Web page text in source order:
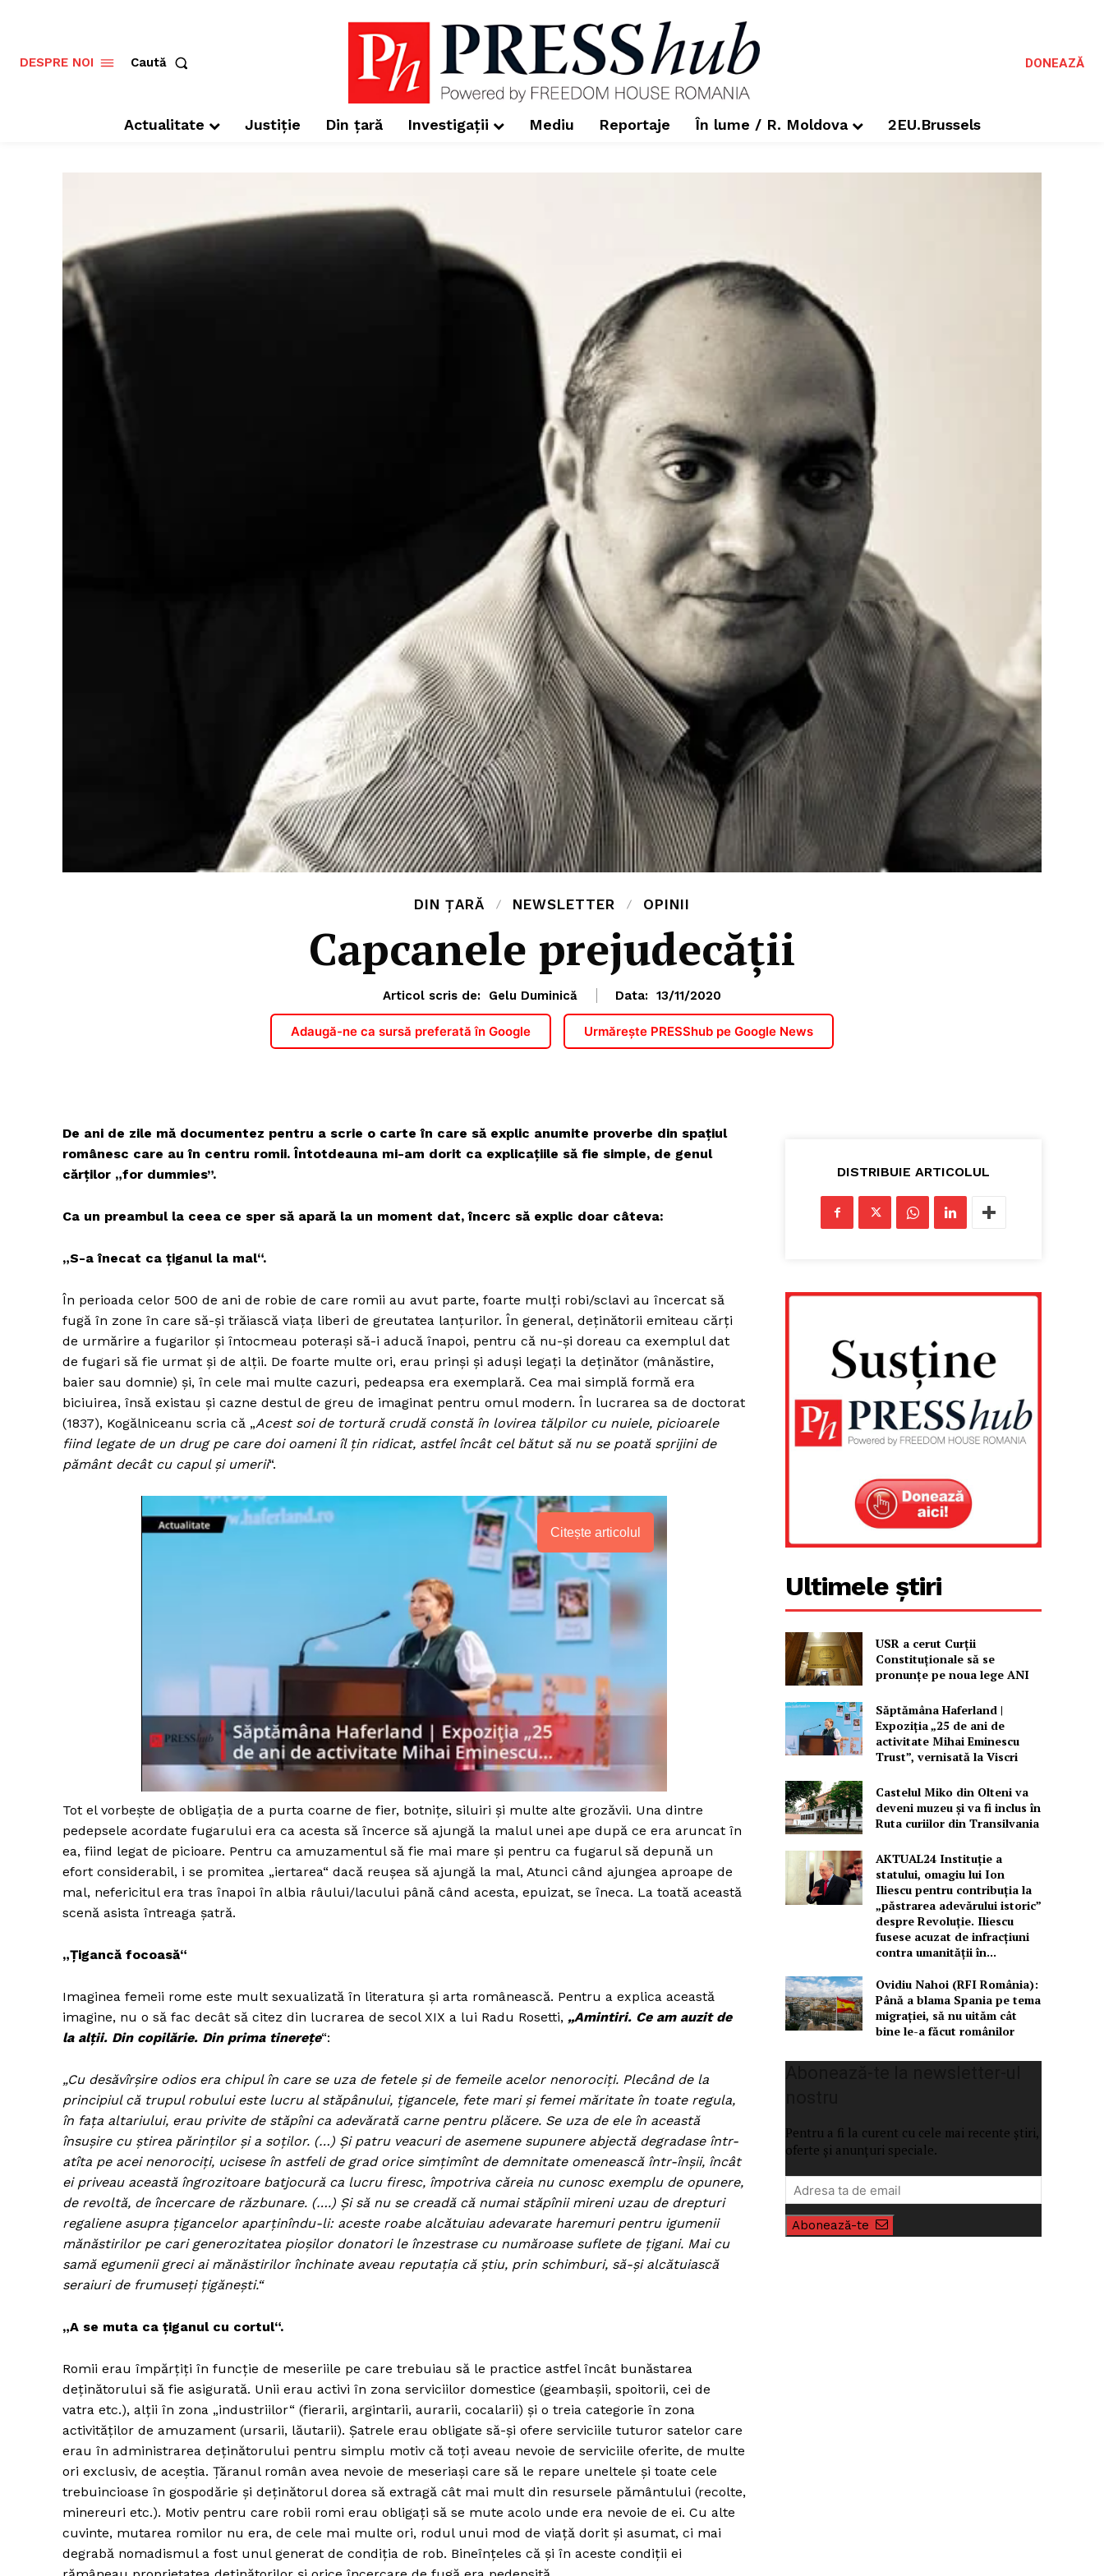
PRESShub
Despre noi / Echipa
Proiecte editoriale
Rețea
Contact
DESPRE NOI Caută DONEAZĂ
Actualitate Justiție Din țară Investigații Mediu Reportaje În lume / R. Moldova 2EU.Brussels
DIN ȚARĂ NEWSLETTER OPINII
Capcanele prejudecății
Articol scris de: Gelu Duminică Data: 13/11/2020
Adaugă-ne ca sursă preferată în Google Urmărește PRESShub pe Google News
De ani de zile mă documentez pentru a scrie o carte în care să explic anumite proverbe din spaţiul
românesc care au în centru romii. Întotdeauna mi-am dorit ca explicaţiile să fie simple, de genul
cărţilor „for dummies”.
Ca un preambul la ceea ce sper să apară la un moment dat, încerc să explic doar câteva:
„S-a înecat ca ţiganul la mal“.
În perioada celor 500 de ani de robie de care romii au avut parte, foarte mulţi robi/sclavi au încercat să
fugă în zone în care să-şi trăiască viaţa liberi de greutatea lanţurilor. În general, deţinătorii emiteau cărţi
de urmărire a fugarilor şi întocmeau poteraşi să-i aducă înapoi, pentru că nu-şi doreau ca exemplul dat
de fugari să fie urmat şi de alţii. De foarte multe ori, erau prinşi şi aduşi legaţi la deţinător (mânăstire,
baier sau domnie) şi, în cele mai multe cazuri, pedeapsa era exemplară. Cea mai simplă formă era
biciuirea, însă existau şi cazne destul de greu de imaginat pentru omul modern. În lucrarea sa de doctorat
(1837), Kogălniceanu scria că „Acest soi de tortură crudă constă în lovirea tălpilor cu nuiele, picioarele
fiind legate de un drug pe care doi oameni îl ţin ridicat, astfel încât cel bătut să nu se poată sprijini de
pământ decât cu capul şi umerii“.
Citește articolul
Tot el vorbeşte de obligaţia de a purta coarne de fier, botniţe, siluiri şi multe alte grozăvii. Una dintre
pedepsele acordate fugarului era ca acesta să încerce să ajungă la malul unei ape după ce era aruncat în
ea, fiind legat de picioare. Pentru ca amuzamentul să fie mai mare şi pentru ca fugarul să depună un
efort considerabil, i se promitea „iertarea“ dacă reuşea să ajungă la mal, Atunci când ajungea aproape de
mal, nefericitul era tras înapoi în albia râului/lacului până când acesta, epuizat, se îneca. La toată această
scenă asista întreaga şatră.
„Ţigancă focoasă“
Imaginea femeii rome este mult sexualizată în literatura şi arta românească. Pentru a explica această
imagine, nu o să fac decât să citez din lucrarea de secol XIX a lui Radu Rosetti, „Amintiri. Ce am auzit de
la alţii. Din copilărie. Din prima tinereţe“:
„Cu desăvîrşire odios era chipul în care se uza de fetele şi de femeile acelor nenorociţi. Plecând de la
principiul că trupul robului este lucru al stăpânului, ţigancele, fete mari şi femei măritate în toate regula,
în faţa altariului, erau privite de stăpîni ca adevărată carne pentru plăcere. Se uza de ele în această
însuşire cu ştirea părinţilor şi a soţilor. (…) Şi patru veacuri de asemene supunere abjectă degradase într-
atîta pe acei nenorociţi, ucisese în astfeli de grad orice simţimînt de demnitate omenească într-înşii, încât
ei priveau această îngrozitoare batjocură ca lucru firesc, împotriva căreia nu cunosc exemplu de opunere,
de revoltă, de încercare de răzbunare. (….) Şi să nu se creadă că numai stăpînii mireni uzau de drepturi
regaliene asupra ţigancelor aparţinîndu-li: aceste roabe alcătuiau adevarate haremuri pentru igumenii
mănăstirilor pe cari generozitatea pioşilor donatori le înzestrase cu număroase suflete de ţigani. Mai cu
samă egumenii greci ai mănăstirilor închinate aveau reputaţia că ştiu, prin schimburi, să-şi alcătuiască
seraiuri de frumuseţi ţigăneşti.“
„A se muta ca ţiganul cu cortul“.
Romii erau împărţiţi în funcţie de meseriile pe care trebuiau să le practice astfel încât bunăstarea
deţinătorului să fie asigurată. Unii erau activi în zona serviciilor domestice (geambaşii, spoitorii, cei de
vatra etc.), alţii în zona „industriilor“ (fierarii, argintarii, aurarii, cocalarii) şi o treia categorie în zona
activităţilor de amuzament (ursarii, lăutarii). Şatrele erau obligate să-şi ofere serviciile tuturor satelor care
erau în administrarea deţinătorului pentru simplu motiv că toţi aveau nevoie de serviciile oferite, de multe
ori exclusiv, de aceştia. Ţăranul român avea nevoie de meseriaşi care să le repare uneltele şi toate cele
trebuincioase în gospodărie şi deţinătorul dorea să extragă cât mai mult din resursele pământului (recolte,
minereuri etc.). Motiv pentru care robii romi erau obligaţi să se mute acolo unde era nevoie de ei. Cu alte
cuvinte, mutarea romilor nu era, de cele mai multe ori, rodul unui mod de viaţă dorit şi asumat, ci mai
degrabă nomadismul a fost unul generat de condiţia de rob. Bineînţeles că şi în aceste condiţii ei
DISTRIBUIE ARTICOLUL
Ultimele știri
USR a cerut Curții
Constituționale să se
pronunțe pe noua lege ANI
Săptămâna Haferland |
Expoziţia „25 de ani de
activitate Mihai Eminescu
Trust”, vernisată la Viscri
Castelul Miko din Olteni va
deveni muzeu şi va fi inclus în
Ruta curiilor din Transilvania
AKTUAL24 Instituție a
statului, omagiu lui Ion
Iliescu pentru contribuția la
„păstrarea adevărului istoric”
despre Revoluție. Iliescu
fusese acuzat de infracțiuni
contra umanității în...
Ovidiu Nahoi (RFI România):
Până a blama Spania pe tema
migrației, să nu uităm cât
bine le-a făcut românilor
Pentru a fi la curent cu cele mai recente știri,
oferte și anunțuri speciale.
Abonează-te